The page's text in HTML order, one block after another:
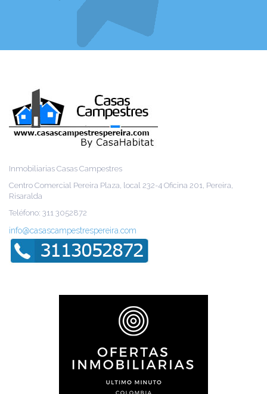
Inmobiliarias Casas Campestres
Centro Comercial Pereira Plaza, local 232-4 Oficina 201, Pereira,
Risaralda
Teléfono: 311 3052872
info@casascampestrespereira.com